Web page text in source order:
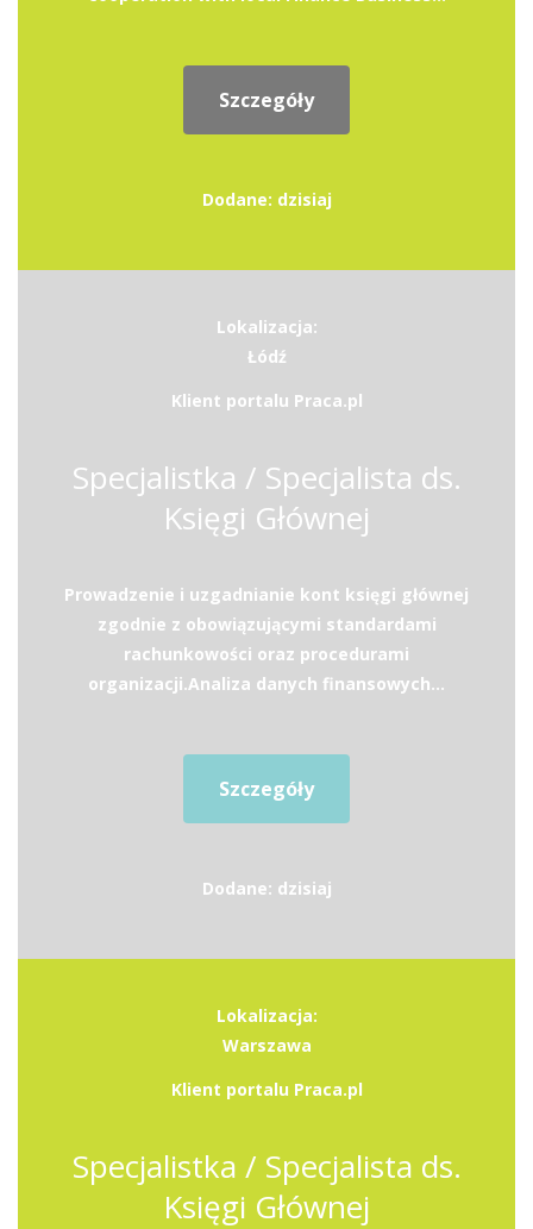
Szczegóły
Dodane: dzisiaj
Lokalizacja:
Łódź
Klient portalu Praca.pl
Specjalistka / Specjalista ds.
Księgi Głównej
Prowadzenie i uzgadnianie kont księgi głównej
zgodnie z obowiązującymi standardami
rachunkowości oraz procedurami
organizacji.Analiza danych finansowych...
Szczegóły
Dodane: dzisiaj
Lokalizacja:
Warszawa
Klient portalu Praca.pl
Specjalistka / Specjalista ds.
Księgi Głównej